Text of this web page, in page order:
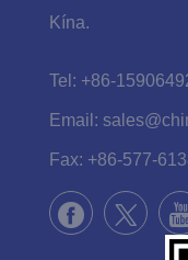
Kína.
Tel: +86-
Email:
Fax: +86-577-